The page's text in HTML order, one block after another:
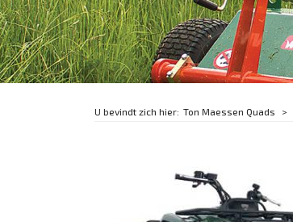
Ton Maessen Quads